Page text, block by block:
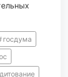
госдума